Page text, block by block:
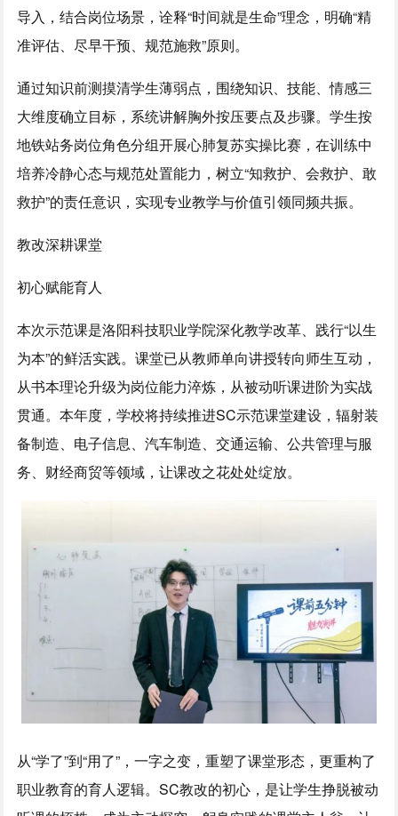
导入，结合岗位场景，诠释“时间就是生命”理念，明确“精
准评估、尽早干预、规范施救”原则。
通过知识前测摸清学生薄弱点，围绕知识、技能、情感三
大维度确立目标，系统讲解胸外按压要点及步骤。学生按
地铁站务岗位角色分组开展心肺复苏实操比赛，在训练中
培养冷静心态与规范处置能力，树立“知救护、会救护、敢
救护”的责任意识，实现专业教学与价值引领同频共振。
教改深耕课堂
初心赋能育人
本次示范课是洛阳科技职业学院深化教学改革、践行“以生
为本”的鲜活实践。课堂已从教师单向讲授转向师生互动，
从书本理论升级为岗位能力淬炼，从被动听课进阶为实战
贯通。本年度，学校将持续推进SC示范课堂建设，辐射装
备制造、电子信息、汽车制造、交通运输、公共管理与服
务、财经商贸等领域，让课改之花处处绽放。
从“学了”到“用了”，一字之变，重塑了课堂形态，更重构了
职业教育的育人逻辑。SC教改的初心，是让学生挣脱被动